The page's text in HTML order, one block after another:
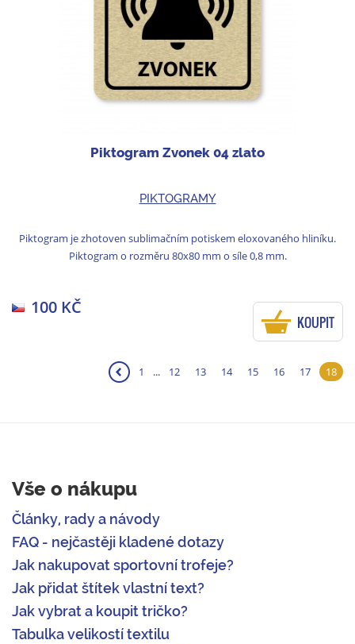
Piktogram Zvonek 04 zlato
PIKTOGRAMY
Piktogram je zhotoven sublimačním potiskem eloxovaného hliníku.
Piktogram o rozměru 80x80 mm o síle 0,8 mm.
100 KČ
KOUPIT
❮ 1 ... 12 13 14 15 16 17 18
Vše o nákupu
Články, rady a návody
FAQ - nejčastěji kladené dotazy
Jak nakupovat sportovní trofeje?
Jak přidat štítek vlastní text?
Jak vybrat a koupit tričko?
Tabulka velikostí textilu